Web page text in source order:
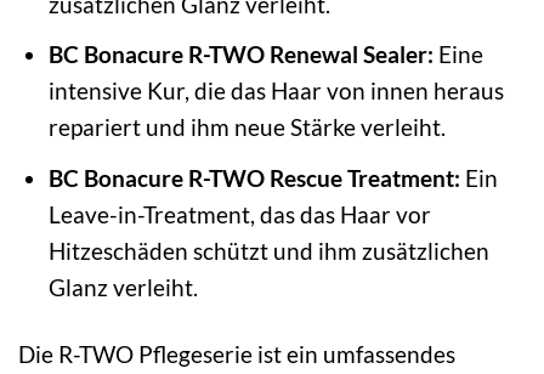
BC Bonacure R-TWO Renewal Sealer: Eine
intensive Kur, die das Haar von innen heraus
repariert und ihm neue Stärke verleiht.
BC Bonacure R-TWO Rescue Treatment: Ein
Leave-in-Treatment, das das Haar vor
Hitzeschäden schützt und ihm zusätzlichen
Glanz verleiht.
Die R-TWO Pflegeserie ist ein umfassendes